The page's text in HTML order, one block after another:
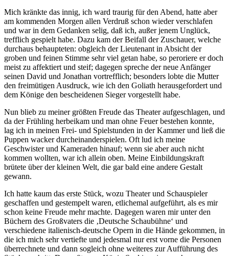
Mich kränkte das innig, ich ward traurig für den Abend, hatte aber
am kommenden Morgen allen Verdruß schon wieder verschlafen
und war in dem Gedanken selig, daß ich, außer jenem Unglück,
trefflich gespielt habe. Dazu kam der Beifall der Zuschauer, welche
durchaus behaupteten: obgleich der Lieutenant in Absicht der
groben und feinen Stimme sehr viel getan habe, so peroriere er doch
meist zu affektiert und steif; dagegen spreche der neue Anfänger
seinen David und Jonathan vortrefflich; besonders lobte die Mutter
den freimütigen Ausdruck, wie ich den Goliath herausgefordert und
dem Könige den bescheidenen Sieger vorgestellt habe.
Nun blieb zu meiner größten Freude das Theater aufgeschlagen, und
da der Frühling herbeikam und man ohne Feuer bestehen konnte,
lag ich in meinen Frei- und Spielstunden in der Kammer und ließ die
Puppen wacker durcheinanderspielen. Oft lud ich meine
Geschwister und Kameraden hinauf; wenn sie aber auch nicht
kommen wollten, war ich allein oben. Meine Einbildungskraft
brütete über der kleinen Welt, die gar bald eine andere Gestalt
gewann.
Ich hatte kaum das erste Stück, wozu Theater und Schauspieler
geschaffen und gestempelt waren, etlichemal aufgeführt, als es mir
schon keine Freude mehr machte. Dagegen waren mir unter den
Büchern des Großvaters die ‚Deutsche Schaubühne‘ und
verschiedene italienisch-deutsche Opern in die Hände gekommen, in
die ich mich sehr vertiefte und jedesmal nur erst vorne die Personen
überrechnete und dann sogleich ohne weiteres zur Aufführung des